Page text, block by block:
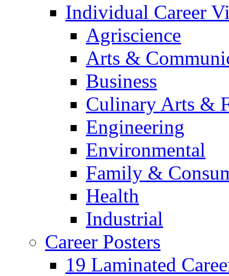
Individual Career
Agriscience
Arts &
Business
Culinary Arts &
Engineering
Environmental
Family &
Health
Industrial
Career Posters
19 Laminated